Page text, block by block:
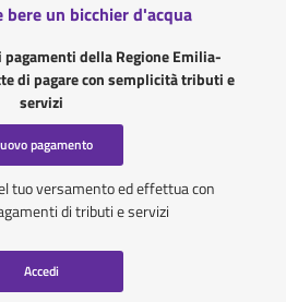
bere un bicchier d'acqua
pagamenti della Regione Emilia-
di pagare con semplicità tributi e
servizi
pagamento
tuo versamento ed effettua con
di tributi e servizi
Accedi